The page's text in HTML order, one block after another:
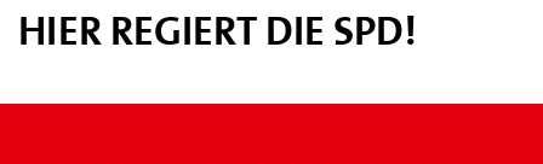
HIER REGIERT DIE SPD!